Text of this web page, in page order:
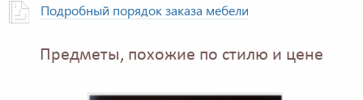
Подробный порядок заказа мебели
Предметы, похожие по стилю и цене